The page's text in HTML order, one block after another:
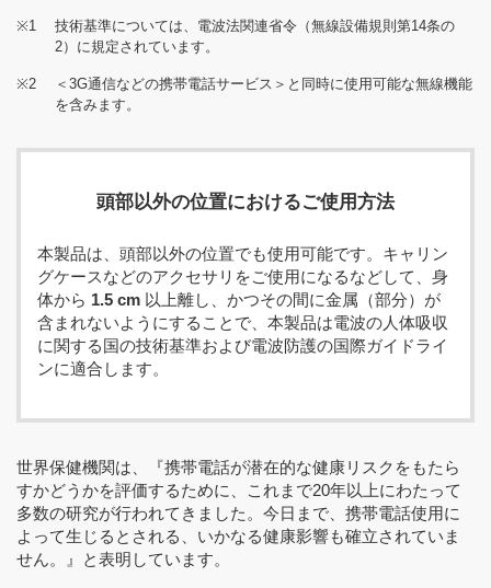
※1
技術基準については、電波法関連省令（無線設備規則第14条の
2）に規定されています。
※2
＜3G通信などの携帯電話サービス＞と同時に使用可能な無線機能
を含みます。
頭部以外の位置におけるご使用方法
本製品は、頭部以外の位置でも使用可能です。キャリン
グケースなどのアクセサリをご使用になるなどして、身
体から 1.5 cm 以上離し、かつその間に金属（部分）が
含まれないようにすることで、本製品は電波の人体吸収
に関する国の技術基準および電波防護の国際ガイドライ
ンに適合します。
世界保健機関は、『携帯電話が潜在的な健康リスクをもたら
すかどうかを評価するために、これまで20年以上にわたって
多数の研究が行われてきました。今日まで、携帯電話使用に
よって生じるとされる、いかなる健康影響も確立されていま
せん。』と表明しています。